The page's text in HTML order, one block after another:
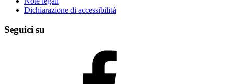
Dichiarazione di accessibilità
Seguici su